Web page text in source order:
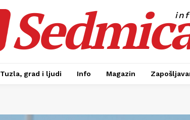
Tuzla, grad i ljudi Info Magazin